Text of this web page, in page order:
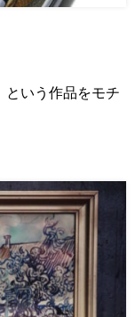
という作品をモチ